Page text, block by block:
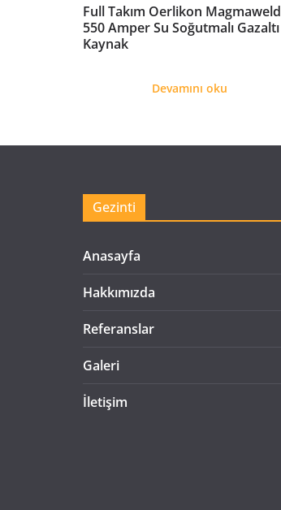
Full Takım Oerlikon Magmaweld
550 Amper Su Soğutmalı Gazaltı
Kaynak
Devamını oku
Gezinti
Anasayfa
Hakkımızda
Referanslar
Galeri
İletişim